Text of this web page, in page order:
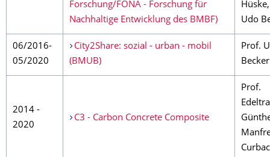
Forschung/FONA - Forschung für
Nachhaltige Entwicklung des BMBF)
Udo
06/2016-
05/2020
City2Share: sozial - urban - mobil
(BMUB)
Prof.
2014 -
2020
C3 - Carbon Concrete Composite
Prof.